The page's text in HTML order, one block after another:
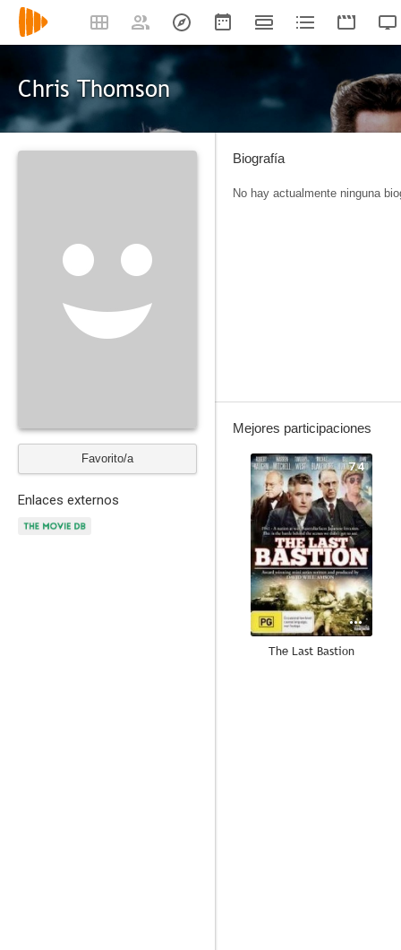
Chris Thomson
Favorito/a
Enlaces externos
Biografía
No hay actualmente ninguna
Mejores participaciones
7.4
The Last Bastion